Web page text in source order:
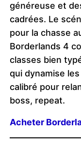
généreuse et
cadrées. Le
pour la chasse
Borderlands 4
classes bien
qui dynamise
calibré pour
boss, repeat.
Acheter